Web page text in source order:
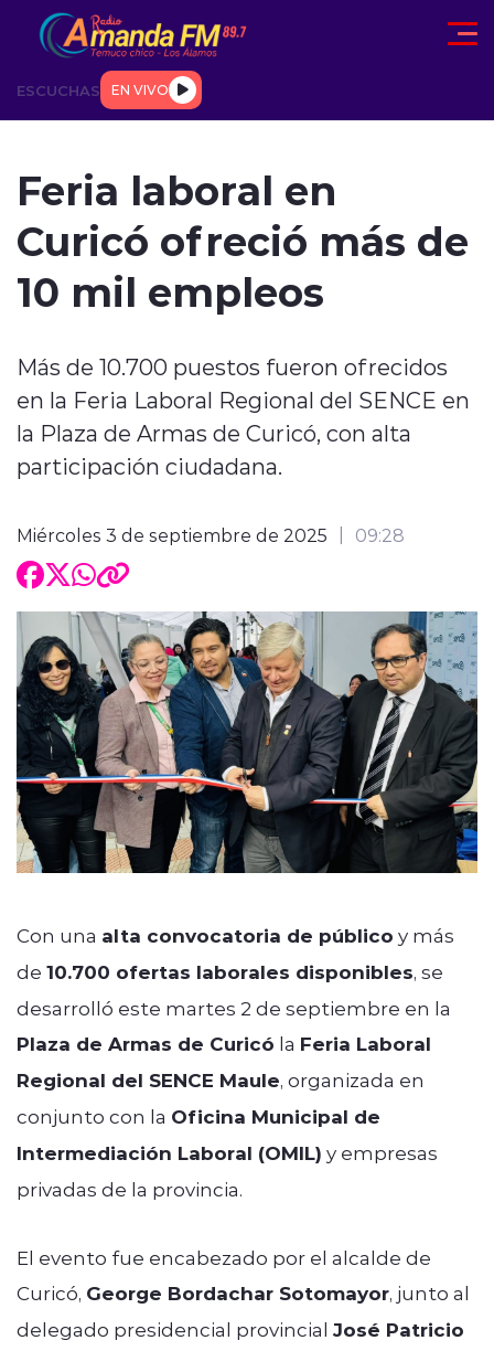
Click acá para ir directamente al contenido
ESCUCHAS EN VIVO
TENDENCIAS
Feria laboral en
Curicó ofreció más de
10 mil empleos
Más de 10.700 puestos fueron ofrecidos
en la Feria Laboral Regional del SENCE en
la Plaza de Armas de Curicó, con alta
participación ciudadana.
Miércoles 3 de septiembre de 2025 09:28
Con una alta convocatoria de público y más
de 10.700 ofertas laborales disponibles, se
desarrolló este martes 2 de septiembre en la
Plaza de Armas de Curicó la Feria Laboral
Regional del SENCE Maule, organizada en
conjunto con la Oficina Municipal de
Intermediación Laboral (OMIL) y empresas
privadas de la provincia.
El evento fue encabezado por el alcalde de
Curicó, George Bordachar Sotomayor, junto al
delegado presidencial provincial José Patricio